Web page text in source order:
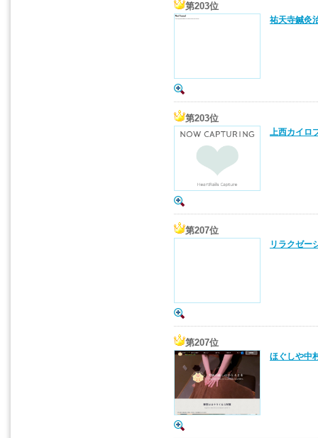
第203位
祐天寺鍼灸
第203位
上西カイロ
第207位
リラクゼー
第207位
ほぐしや中